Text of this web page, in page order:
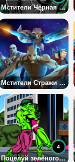
Мстители Чёрная Пантера
Мстители Стражи Галактики побег
Поцелуй зелёного гиганта
4